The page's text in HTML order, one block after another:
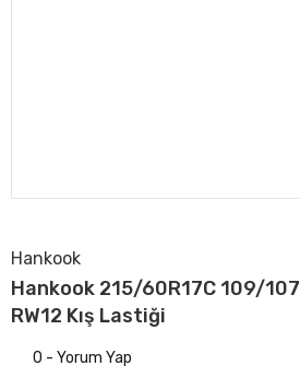
Hankook
Hankook 215/60R17C 109/
RW12 Kış Lastiği
0 - Yorum Yap